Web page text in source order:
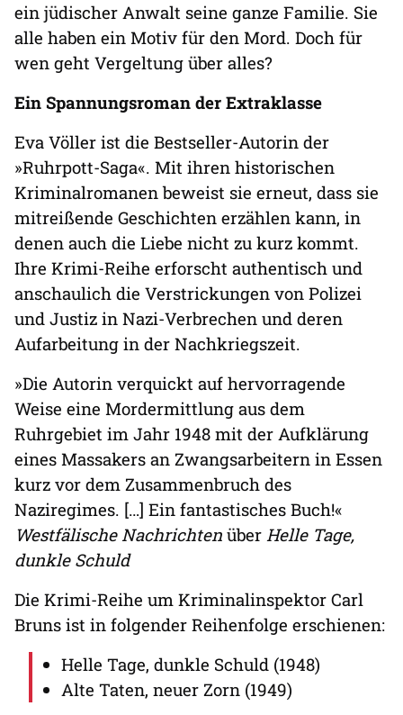
ein jüdischer Anwalt seine ganze Familie. Sie
alle haben ein Motiv für den Mord. Doch für
wen geht Vergeltung über alles?
Ein Spannungsroman der Extraklasse
Eva Völler ist die Bestseller-Autorin der
»Ruhrpott-Saga«. Mit ihren historischen
Kriminalromanen beweist sie erneut, dass sie
mitreißende Geschichten erzählen kann, in
denen auch die Liebe nicht zu kurz kommt.
Ihre Krimi-Reihe erforscht authentisch und
anschaulich die Verstrickungen von Polizei
und Justiz in Nazi-Verbrechen und deren
Aufarbeitung in der Nachkriegszeit.
»Die Autorin verquickt auf hervorragende
Weise eine Mordermittlung aus dem
Ruhrgebiet im Jahr 1948 mit der Aufklärung
eines Massakers an Zwangsarbeitern in Essen
kurz vor dem Zusammenbruch des
Naziregimes. […] Ein fantastisches Buch!«
Westfälische Nachrichten über Helle Tage,
dunkle Schuld
Die Krimi-Reihe um Kriminalinspektor Carl
Bruns ist in folgender Reihenfolge erschienen:
Helle Tage, dunkle Schuld (1948)
Alte Taten, neuer Zorn (1949)